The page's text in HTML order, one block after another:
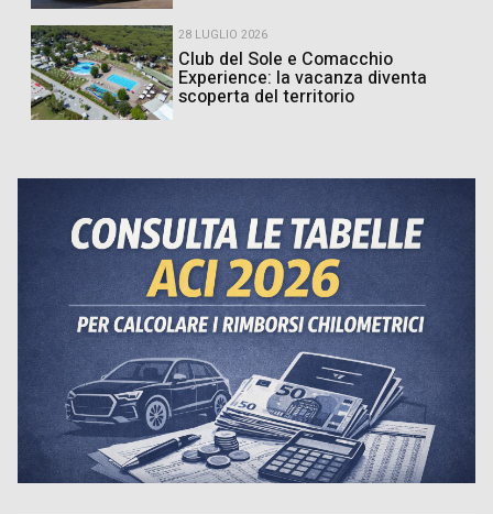
28 LUGLIO 2026
Club del Sole e Comacchio
Experience: la vacanza diventa
scoperta del territorio